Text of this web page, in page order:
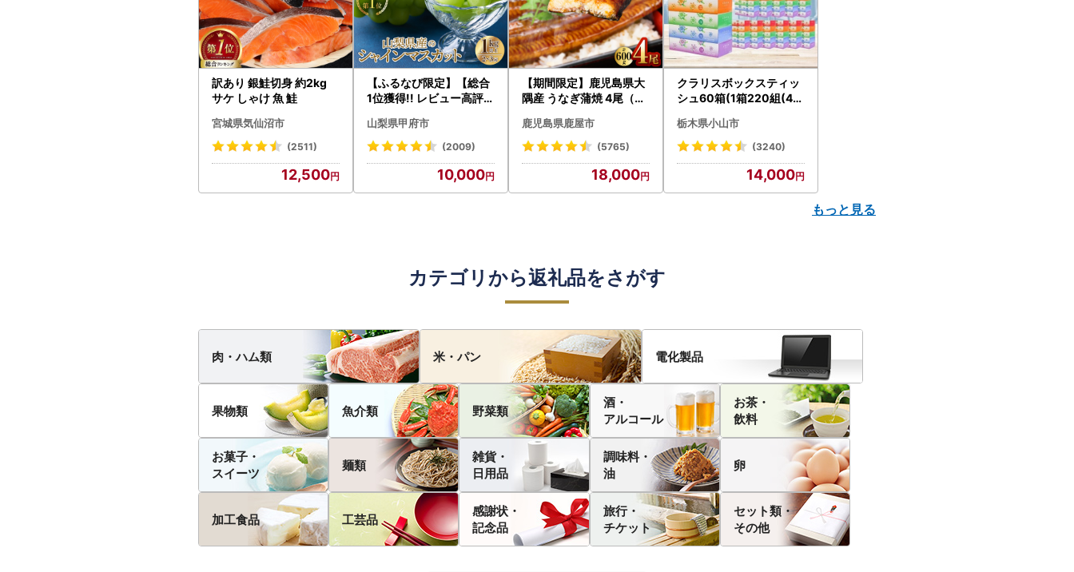
訳あり 銀鮭切身 約2kg
サケ しゃけ 魚 鮭
宮城県気仙沼市
(2511)
12,500
【ふるなび限定】【総合
1位獲得!! レビュー高評価
〉山梨県産 シャインマス
カット 2～3房（1.0kg以
N-Limited-SP
山梨県甲府市
(2009)
10,000
【期間限定】鹿児島県大
隅産 うなぎ蒲焼 4尾（60
cp18 うなぎ 鰻 魚 惣菜 総
菜
鹿児島県鹿屋市
(5765)
18,000
クラリスボックスティッ
シュ60箱(1箱220組(44
ト)【配送不可地域：離島
・沖縄県】【1256759】
栃木県小山市
(3240)
14,000
もっと見る
カテゴリから返礼品をさがす
肉・ハム類 米・パン 電化製品
果物類 魚介類 野菜類
酒・
アルコール
お茶・
飲料
お菓子・
スイーツ
麺類
雑貨・
日用品
調味料・
油
卵
加工食品 工芸品
感謝状・
記念品
旅行・
チケット
セット類・
その他